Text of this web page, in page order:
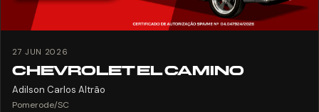
27 JUN 2026
CHEVROLET EL CAMINO
Adilson Carlos Altrão
Pomerode/SC